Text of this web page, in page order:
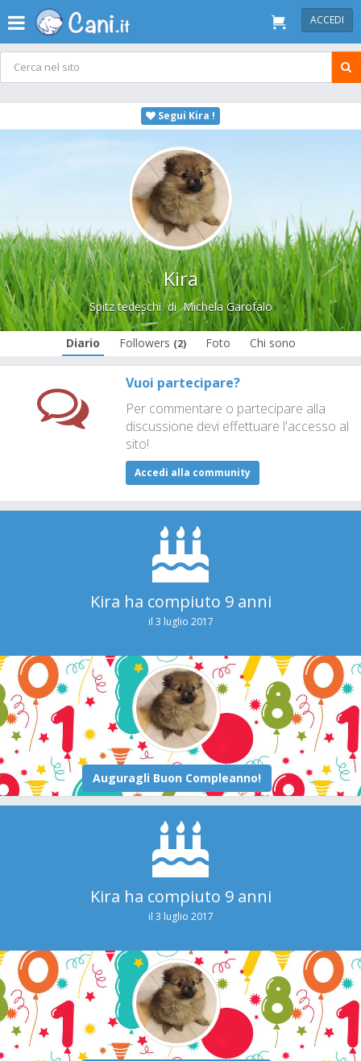
ACCEDI
Segui Kira !
Kira
Spitz tedeschidiMichela Garofalo
Diario Followers (2) Foto Chi sono
Vuoi partecipare?
Per commentare o partecipare alla
discussione devi effettuare l'accesso al
sito!
Accedi alla community
Kira ha compiuto 9 anni
il 3 luglio 2017
Kira ha compiuto 9 anni
il 3 luglio 2017